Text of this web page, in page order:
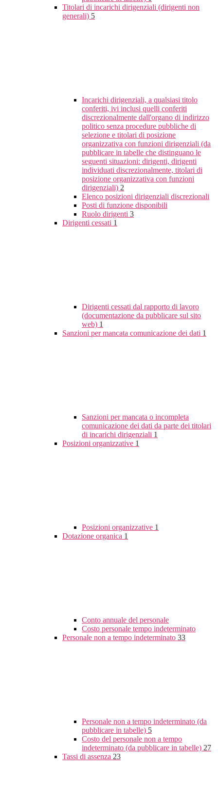
Titolari di incarichi dirigenziali (dirigenti non
generali) 5
Incarichi dirigenziali, a qualsiasi titolo
conferiti, ivi inclusi quelli conferiti
discrezionalmente dall'organo di indirizzo
politico senza procedure pubbliche di
selezione e titolari di posizione
organizzativa con funzioni dirigenziali (da
pubblicare in tabelle che distinguano le
seguenti situazioni: dirigenti, dirigenti
individuati discrezionalmente, titolari di
posizione organizzativa con funzioni
dirigenziali) 2
Elenco posizioni dirigenziali discrezionali
Posti di funzione disponibili
Ruolo dirigenti 3
Dirigenti cessati 1
Dirigenti cessati dal rapporto di lavoro
(documentazione da pubblicare sul sito
web) 1
Sanzioni per mancata comunicazione dei dati 1
Sanzioni per mancata o incompleta
comunicazione dei dati da parte dei titolari
di incarichi dirigenziali 1
Posizioni organizzative 1
Posizioni organizzative 1
Dotazione organica 1
Conto annuale del personale
Costo personale tempo indeterminato
Personale non a tempo indeterminato 33
Personale non a tempo indeterminato (da
pubblicare in tabelle) 5
Costo del personale non a tempo
indeterminato (da pubblicare in tabelle) 27
Tassi di assenza 23